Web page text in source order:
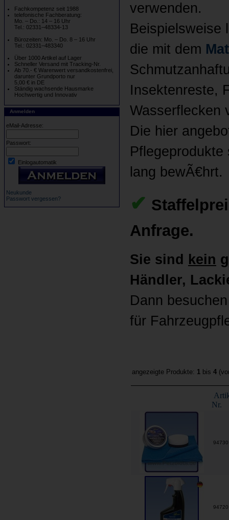
Fachkompetenz seit 1988
telefonische Fachberatung:
Mo. – Do.: 14 – 16 Uhr
Tel.: 02331–48334-13
Bürozeiten: Mo. – Do. 8 – 16 Uhr
Tel.: 02331–483340
Über 1000 Artikel auf Lager
Schneller Versand mit Tracking-Nr.
Ab 70.- € Warenwert versandkostenfrei,
darunter Grundporto nur
5,00 € in DE
Ständig wachsende Hausmarke
Hochwertig und Innovativ
Anmelden
eMail-Adresse:
Passwort:
Einlogautomatik
Neukunde
Passwort vergessen?
verwenden.
Beispielsweise
die mit dem
Insektenreste,
Wasserflecken
Die hier
lang bewÃ€hrt.
✔
Anfrage.
Sie sind kein
Händler,
Dann
für
angezeigte Produkte: 1 bis 4
Nr.